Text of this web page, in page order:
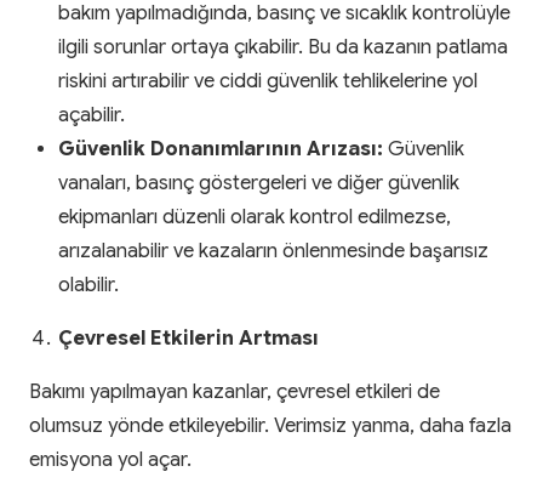
bakım yapılmadığında, basınç ve sıcaklık kontrolüyle
ilgili sorunlar ortaya çıkabilir. Bu da kazanın patlama
riskini artırabilir ve ciddi güvenlik tehlikelerine yol
açabilir.
Güvenlik Donanımlarının Arızası: Güvenlik
vanaları, basınç göstergeleri ve diğer güvenlik
ekipmanları düzenli olarak kontrol edilmezse,
arızalanabilir ve kazaların önlenmesinde başarısız
olabilir.
Çevresel Etkilerin Artması
Bakımı yapılmayan kazanlar, çevresel etkileri de
olumsuz yönde etkileyebilir. Verimsiz yanma, daha fazla
emisyona yol açar.